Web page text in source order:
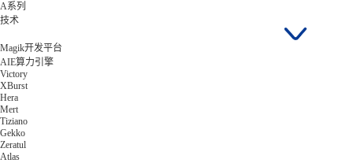
A系列
技术
Magik开发平台
AIE算力引擎
Victory
XBurst
Hera
Mert
Tiziano
Gekko
Zeratul
Atlas